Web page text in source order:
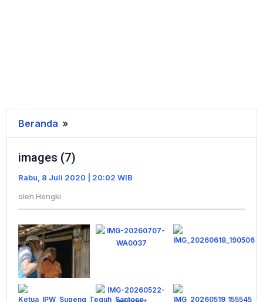
Beranda »
(7)
images (7)
Rabu, 8 Juli 2020 | 20:02 WIB
oleh Hengki